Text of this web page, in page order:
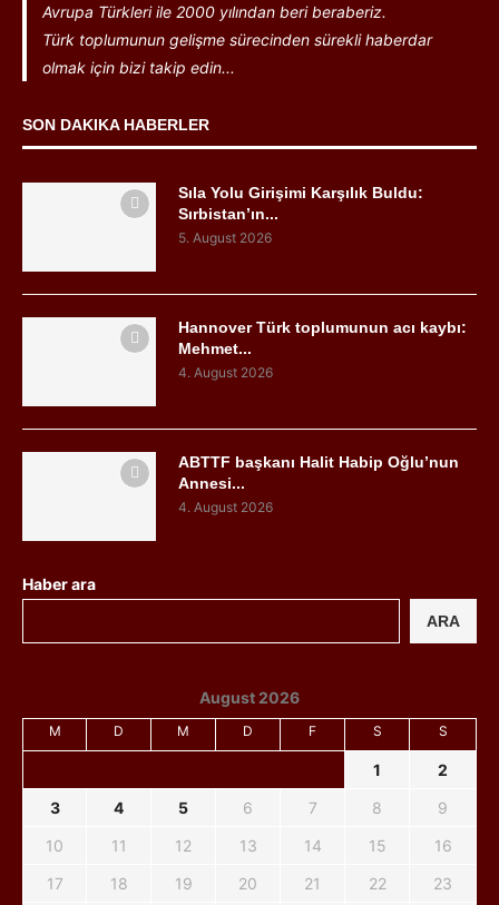
Avrupa Türkleri ile 2000 yılından beri beraberiz.
Türk toplumunun gelişme sürecinden sürekli haberdar
olmak için bizi takip edin...
SON DAKIKA HABERLER
Sıla Yolu Girişimi Karşılık Buldu:
Sırbistan’ın...
5. August 2026
Hannover Türk toplumunun acı kaybı:
Mehmet...
4. August 2026
ABTTF başkanı Halit Habip Oğlu’nun
Annesi...
4. August 2026
Haber ara
ARA
August 2026
M D M D F S S
1
2
3
4 5 6 7 8
9
10
11 12 13 14 15
16
17
18 19 20 21 22 23